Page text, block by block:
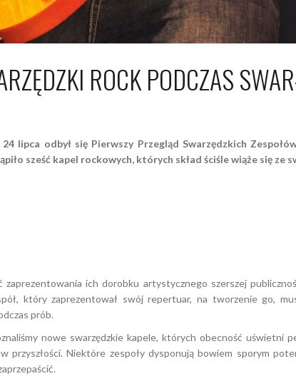
ROCK PODCZAS
lipca odbył się Pierwszy Przegląd Swarzędzkich
sześć kapel rockowych, których skład ściśle wiąże się ze
zaprezentowania ich dorobku artystycznego szerszej
który zaprezentował swój repertuar, na tworzenie go,
prób.
nowe swarzędzkie kapele, których obecność uświetni
przyszłości. Niektóre zespoły dysponują bowiem sporym